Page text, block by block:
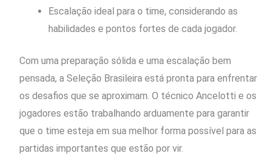
Escalação ideal para o time, considerando as
habilidades e pontos fortes de cada jogador.
Com uma preparação sólida e uma escalação bem
pensada, a Seleção Brasileira está pronta para enfrentar
os desafios que se aproximam. O técnico Ancelotti e os
jogadores estão trabalhando arduamente para garantir
que o time esteja em sua melhor forma possível para as
partidas importantes que estão por vir.